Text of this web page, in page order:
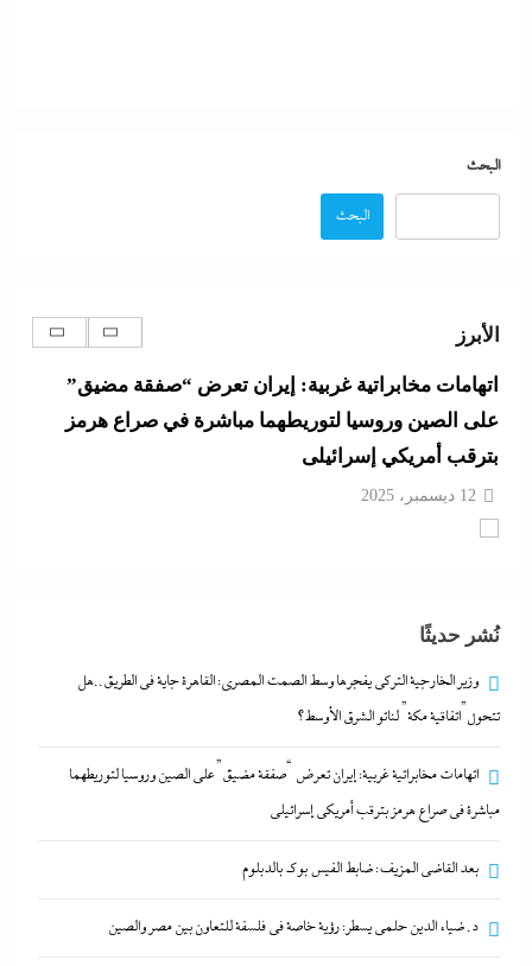
البحث
البحث
الأبرز
وزير الخارجية التركى يفجرها وسط الصمت المصري:
القاهرة جاية في الطريق..هل تتحول”اتفاقية مكة” لناتو
اتهامات مخابراتية غربية: إيران تعرض “صفقة مضيق”
على الصين وروسيا لتوريطهما مباشرة في صراع هرمز
بترقب أمريكي إسرائيلى
12 ديسمبر، 2025
د. ضياء الدين حلمى يسطر: رؤية خاصة في فلسفة
للتعاون بين مصر والصين
وزير الخارجية التركى يفجرها وسط الصمت المصري:
القاهرة جاية في الطريق..هل تتحول”اتفاقية مكة” لناتو
12 ديسمبر، 2025
نُشر حديثًا
وزير الخارجية التركى يفجرها وسط الصمت المصري: القاهرة جاية في الطريق..هل
تتحول”اتفاقية مكة” لناتو الشرق الأوسط؟
اتهامات مخابراتية غربية: إيران تعرض “صفقة مضيق” على الصين وروسيا لتوريطهما
مباشرة في صراع هرمز بترقب أمريكي إسرائيلى
بعد القاضي المزيف: ضابط الفيس بوك بالدبلوم
د. ضياء الدين حلمى يسطر: رؤية خاصة في فلسفة للتعاون بين مصر والصين